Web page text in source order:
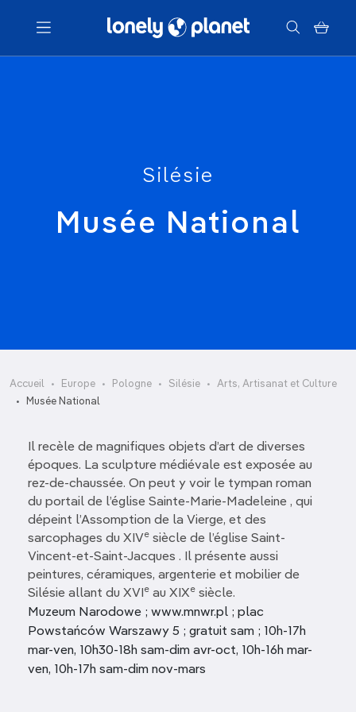
Menu
Silésie
Musée National
Accueil Europe Pologne Silésie
Arts, Artisanat et Culture
Musée National
Il recèle de magnifiques objets d’art de diverses
époques. La sculpture médiévale est exposée au
rez-de-chaussée. On peut y voir le tympan roman
du portail de l’église Sainte-Marie-Madeleine , qui
dépeint l’Assomption de la Vierge, et des
sarcophages du XIVe siècle de l’église Saint-
Vincent-et-Saint-Jacques . Il présente aussi
peintures, céramiques, argenterie et mobilier de
Silésie allant du XVI e au XIXe siècle.
Muzeum Narodowe ; www.mnwr.pl ; plac
Powstańców Warszawy 5 ; gratuit sam ; 10h-17h
mar-ven, 10h30-18h sam-dim avr-oct, 10h-16h mar-
ven, 10h-17h sam-dim nov-mars